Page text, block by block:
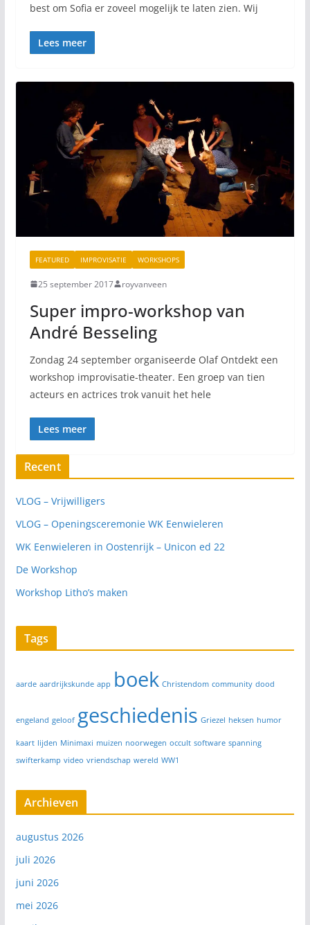
best om Sofia er zoveel mogelijk te laten zien. Wij
Lees meer
FEATURED IMPROVISATIE WORKSHOPS
25 september 2017 royvanveen
Super impro-workshop van
André Besseling
Zondag 24 september organiseerde Olaf Ontdekt een
workshop improvisatie-theater. Een groep van tien
acteurs en actrices trok vanuit het hele
Lees meer
Recent
VLOG – Vrijwilligers
VLOG – Openingsceremonie WK Eenwieleren
WK Eenwieleren in Oostenrijk – Unicon ed 22
De Workshop
Workshop Litho’s maken
Tags
aarde aardrijkskunde app boek Christendom community dood
engeland geloof geschiedenis Griezel heksen humor
kaart lijden Minimaxi muizen noorwegen occult software spanning
swifterkamp video vriendschap wereld WW1
Archieven
augustus 2026
juli 2026
juni 2026
mei 2026